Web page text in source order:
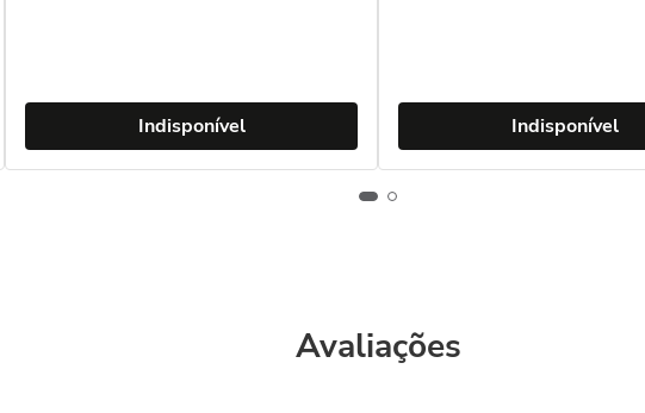
Indisponível Indisponível
Avaliações